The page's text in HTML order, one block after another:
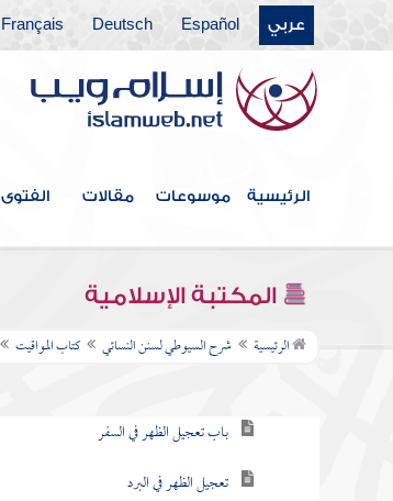
عربي Español
Deutsch
Français
الرئيسية موسوعات مقالات الفتوى
المكتبة الإسلامية
الرئيسية شرح السيوطي لسنن النسائي كتاب المواقيت
فهرس الكتاب
كتاب الطهارة
كتاب المياه
كتاب الحيض والاستحاضة
كتاب الغسل والتيمم
كتاب الصلاة
كتاب المواقيت
باب تعجيل الظهر في السفر
تعجيل الظهر في البرد